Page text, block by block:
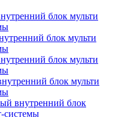
блок мульти
блок мульти
блок мульти
блок мульти
внутренний блок
системы